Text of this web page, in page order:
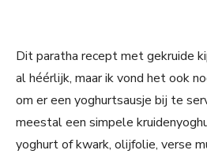
Dit paratha recept met gekruide
al héérlijk, maar ik vond het ook
om er een yoghurtsausje bij te
meestal een simpele
yoghurt of kwark, olijfolie, verse